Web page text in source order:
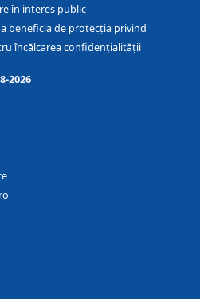
în interes public
beneficia de protecția privind
încălcarea confidențialității
2026